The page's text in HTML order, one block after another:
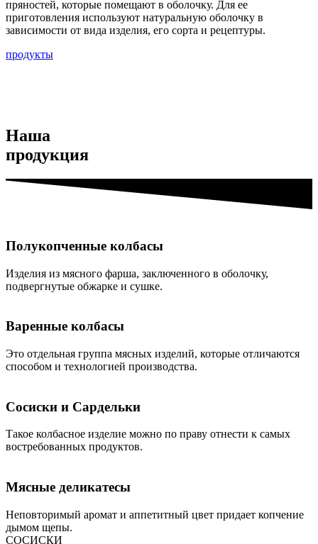
пряностей, которые помещают в оболочку. Для ее
приготовления используют натуральную оболочку в
зависимости от вида изделия, его сорта и рецептуры.
продукты
Наша
продукция
Полукопченные колбасы
Изделия из мясного фарша, заключенного в оболочку,
подвергнутые обжарке и сушке.
Варенные колбасы
Это отдельная группа мясных изделий, которые отличаются
способом и технологией производства.
Сосиски и Сардельки
Такое колбасное изделие можно по праву отнести к самых
востребованных продуктов.
Мясные деликатесы
Неповторимый аромат и аппетитный цвет придает копчение
дымом щепы.
СОСИСКИ